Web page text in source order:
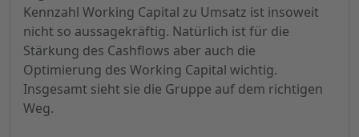
Kennzahl Working Capital zu Umsatz ist insoweit
nicht so aussagekräftig. Natürlich ist für die
Stärkung des Cashflows aber auch die
Optimierung des Working Capital wichtig.
Insgesamt sieht sie die Gruppe auf dem richtigen
Weg.